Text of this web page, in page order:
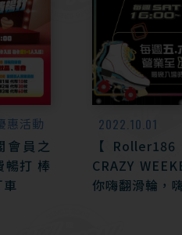
惠活動
會員之
暢打 棒
2022.10.01
【
CRAZY
你嗨翻滑輪，